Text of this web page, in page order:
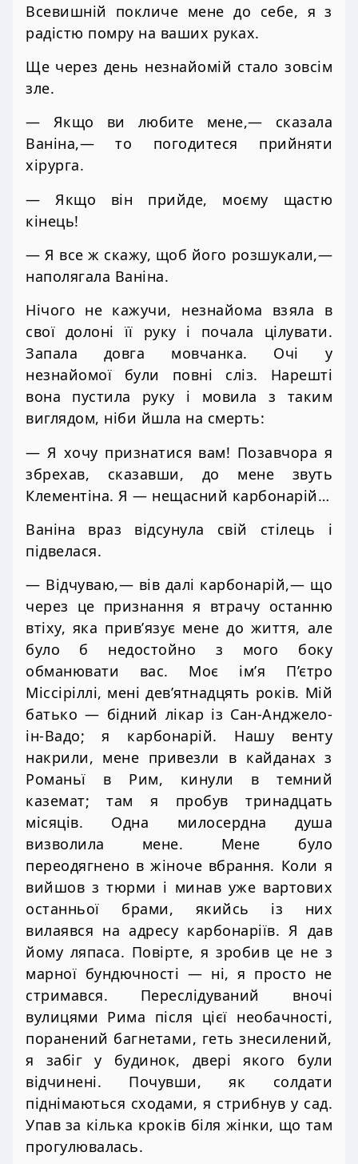
Всевишній покличе мене до себе, я з
радістю помру на ваших руках.
Ще через день незнайомій стало зовсім
зле.
— Якщо ви любите мене,— сказала
Ваніна,— то погодитеся прийняти
хірурга.
— Якщо він прийде, моєму щастю
кінець!
— Я все ж скажу, щоб його розшукали,—
наполягала Ваніна.
Нічого не кажучи, незнайома взяла в
свої долоні її руку і почала цілувати.
Запала довга мовчанка. Очі у
незнайомої були повні сліз. Нарешті
вона пустила руку і мовила з таким
виглядом, ніби йшла на смерть:
— Я хочу признатися вам! Позавчора я
збрехав, сказавши, до мене звуть
Клементіна. Я — нещасний карбонарій…
Ваніна враз відсунула свій стілець і
підвелася.
— Відчуваю,— вів далі карбонарій,— що
через це признання я втрачу останню
втіху, яка прив’язує мене до життя, але
було б недостойно з мого боку
обманювати вас. Моє ім’я П’єтро
Міссіріллі, мені дев’ятнадцять років. Мій
батько — бідний лікар із Сан-Анджело-
ін-Вадо; я карбонарій. Нашу венту
накрили, мене привезли в кайданах з
Романьї в Рим, кинули в темний
каземат; там я пробув тринадцать
місяців. Одна милосердна душа
визволила мене. Мене було
переодягнено в жіноче вбрання. Коли я
вийшов з тюрми і минав уже вартових
останньої брами, якийсь із них
вилаявся на адресу карбонаріїв. Я дав
йому ляпаса. Повірте, я зробив це не з
марної бундючності — ні, я просто не
стримався. Переслідуваний вночі
вулицями Рима після цієї необачності,
поранений багнетами, геть знесилений,
я забіг у будинок, двері якого були
відчинені. Почувши, як солдати
піднімаються сходами, я стрибнув у сад.
Упав за кілька кроків біля жінки, що там
прогулювалась.